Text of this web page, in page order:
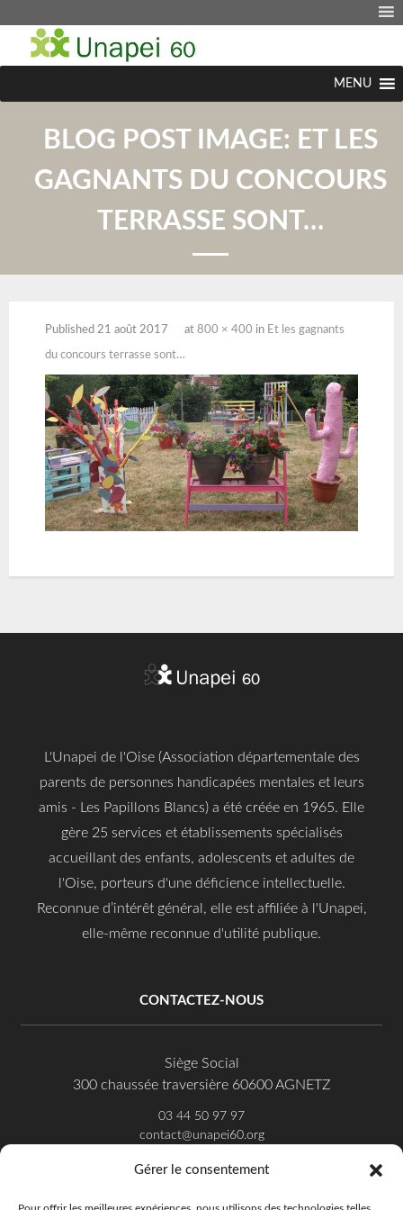
Gérer le consentement
MENU
BLOG POST IMAGE: ET LES
GAGNANTS DU CONCOURS
TERRASSE SONT…
Published 21 août 2017 at 800 × 400 in Et les gagnants
du concours terrasse sont…
L'Unapei de l'Oise (Association départementale des
parents de personnes handicapées mentales et leurs
amis - Les Papillons Blancs) a été créée en 1965. Elle
gère 25 services et établissements spécialisés
accueillant des enfants, adolescents et adultes de
l'Oise, porteurs d'une déficience intellectuelle.
Reconnue d’intérêt général, elle est affiliée à l'Unapei,
elle-même reconnue d'utilité publique.
CONTACTEZ-NOUS
Siège Social
300 chaussée traversière 60600 AGNETZ
03 44 50 97 97
contact@unapei60.org